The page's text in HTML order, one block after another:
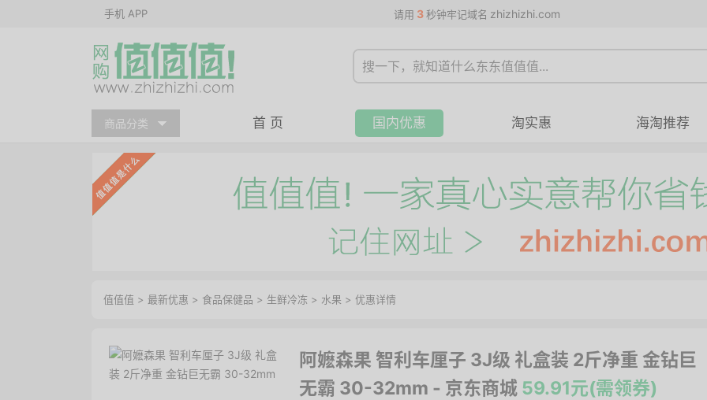
手机 APP 请用 3 秒钟牢记域名 zhizhizhi.com
商品分类 首 页 国内优惠 淘实惠 海淘推荐
值值值 > 最新优惠 > 食品保健品 > 生鲜冷冻 > 水果 > 优惠详情
阿嬷森果 智利车厘子 3J级 礼盒装 2斤净重 金钻巨
无霸 30-32mm - 京东商城 59.91元(需领券)